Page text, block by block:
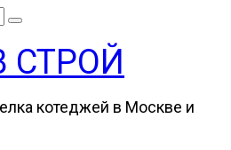
СТРОЙ
котеджей в Москве и